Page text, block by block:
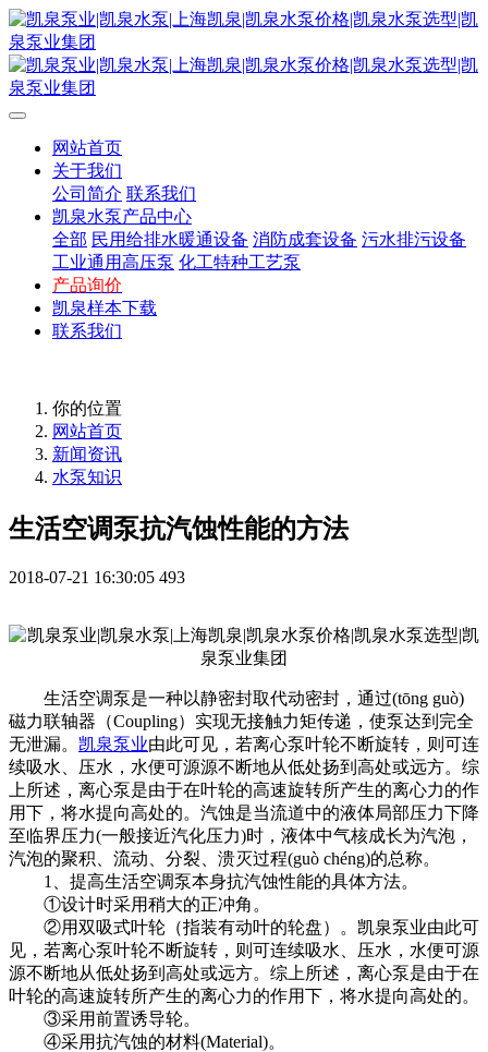
网站首页
关于我们
公司简介 联系我们
凯泉水泵产品中心
全部 民用给排水暖通设备 消防成套设备 污水排污设备
工业通用高压泵 化工特种工艺泵
产品询价
凯泉样本下载
联系我们
你的位置
网站首页
新闻资讯
水泵知识
生活空调泵抗汽蚀性能的方法
2018-07-21 16:30:05 493
生活空调泵是一种以静密封取代动密封，通过(tōng guò)
磁力联轴器（Coupling）实现无接触力矩传递，使泵达到完全
无泄漏。 凯泉泵业由此可见，若离心泵叶轮不断旋转，则可连
续吸水、压水，水便可源源不断地从低处扬到高处或远方。综
上所述，离心泵是由于在叶轮的高速旋转所产生的离心力的作
用下，将水提向高处的。汽蚀是当流道中的液体局部压力下降
至临界压力(一般接近汽化压力)时，液体中气核成长为汽泡，
汽泡的聚积、流动、分裂、溃灭过程(guò chéng)的总称。
1、提高生活空调泵本身抗汽蚀性能的具体方法。
①设计时采用稍大的正冲角。
②用双吸式叶轮（指装有动叶的轮盘）。凯泉泵业由此可
见，若离心泵叶轮不断旋转，则可连续吸水、压水，水便可源
源不断地从低处扬到高处或远方。综上所述，离心泵是由于在
叶轮的高速旋转所产生的离心力的作用下，将水提向高处的。
③采用前置诱导轮。
④采用抗汽蚀的材料(Material)。